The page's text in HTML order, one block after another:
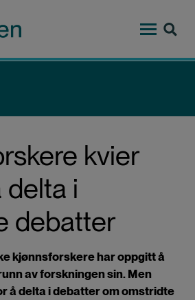
Top
kvier
delta i
debatter
kjønnsforskere har oppgitt å
av forskningen sin. Men
å delta i debatter om omstridte